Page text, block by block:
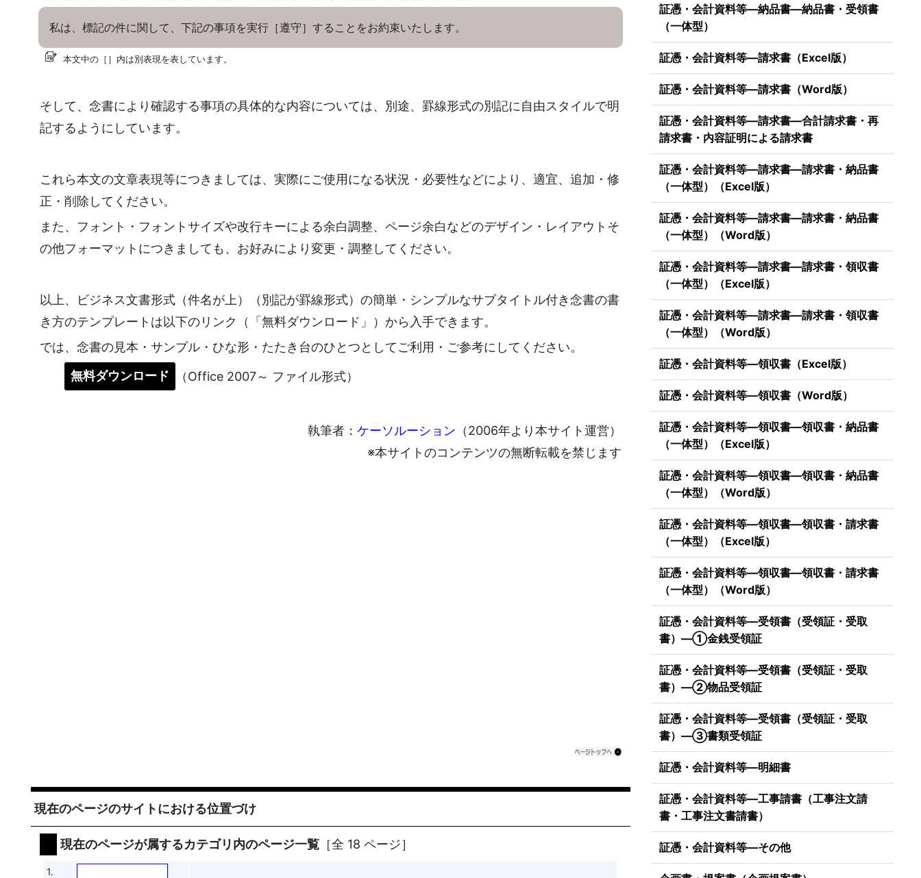
私は、標記の件に関して、下記の事項を実行［遵守］することをお約束いたします。
本文中の［］内は別表現を表しています。
そして、念書により確認する事項の具体的な内容については、別途、罫線形式の別記に自由スタイルで明
記するようにしています。
これら本文の文章表現等につきましては、実際にご使用になる状況・必要性などにより、適宜、追加・修
正・削除してください。
また、フォント・フォントサイズや改行キーによる余白調整、ページ余白などのデザイン・レイアウトそ
の他フォーマットにつきましても、お好みにより変更・調整してください。
以上、ビジネス文書形式（件名が上）（別記が罫線形式）の簡単・シンプルなサブタイトル付き念書の書
き方のテンプレートは以下のリンク（「無料ダウンロード」）から入手できます。
では、念書の見本・サンプル・ひな形・たたき台のひとつとしてご利用・ご参考にしてください。
無料ダウンロード
（Office 2007～ ファイル形式）
執筆者： ケーソルーション （2006年より本サイト運営）
※本サイトのコンテンツの無断転載を禁じます
現在のページのサイトにおける位置づけ
現在のページが属するカテゴリ内のページ一覧 ［全 18 ページ］
1.
証憑・会計資料等―納品書―納品書・受領書
（一体型）
証憑・会計資料等―請求書（Excel版）
証憑・会計資料等―請求書（Word版）
証憑・会計資料等―請求書―合計請求書・再
請求書・内容証明による請求書
証憑・会計資料等―請求書―請求書・納品書
（一体型）（Excel版）
証憑・会計資料等―請求書―請求書・納品書
（一体型）（Word版）
証憑・会計資料等―請求書―請求書・領収書
（一体型）（Excel版）
証憑・会計資料等―請求書―請求書・領収書
（一体型）（Word版）
証憑・会計資料等―領収書（Excel版）
証憑・会計資料等―領収書（Word版）
証憑・会計資料等―領収書―領収書・納品書
（一体型）（Excel版）
証憑・会計資料等―領収書―領収書・納品書
（一体型）（Word版）
証憑・会計資料等―領収書―領収書・請求書
（一体型）（Excel版）
証憑・会計資料等―領収書―領収書・請求書
（一体型）（Word版）
証憑・会計資料等―受領書（受領証・受取
書）―①金銭受領証
証憑・会計資料等―受領書（受領証・受取
書）―②物品受領証
証憑・会計資料等―受領書（受領証・受取
書）―③書類受領証
証憑・会計資料等―明細書
証憑・会計資料等―工事請書（工事注文請
書・工事注文書請書）
証憑・会計資料等―その他